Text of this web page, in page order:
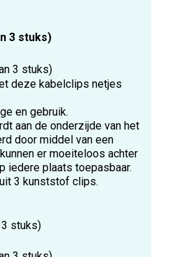
3 stuks)
deze kabelclips netjes
en gebruik.
aan de onderzijde van het
door middel van een
er moeiteloos achter
iedere plaats toepasbaar.
3 kunststof clips.
3 stuks)